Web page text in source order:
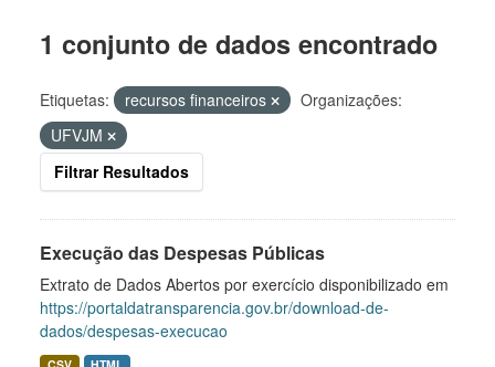
1 conjunto de dados encontrado
Etiquetas: recursos financeiros
Organizações:
UFVJM
Filtrar Resultados
Execução das Despesas Públicas
Extrato de Dados Abertos por exercício disponibilizado em
https://portaldatransparencia.gov.br/download-de-
dados/despesas-execucao